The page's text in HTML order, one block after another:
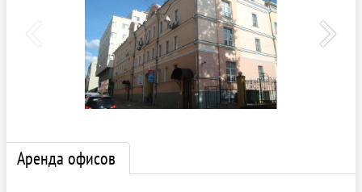
Аренда офисов